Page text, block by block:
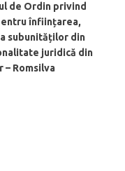
de Ordin privind
înființarea,
subunităților din
juridică din
– Romsilva